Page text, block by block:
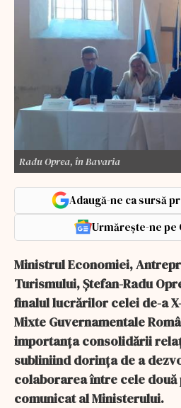
Radu Oprea, în Bavaria
Adaugă-ne ca sursă
Urmărește-ne pe
Ministrul Economiei,
Turismului, Ştefan-Radu
finalul lucrărilor celei de-a
Mixte Guvernamentale
importanţa consolidării
subliniind dorinţa de a
colaborarea între cele
comunicat al Ministerului.